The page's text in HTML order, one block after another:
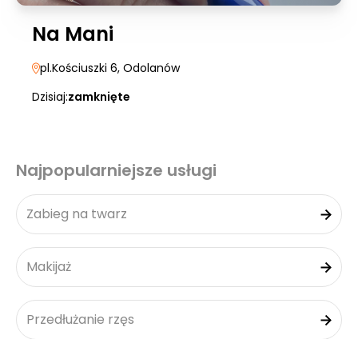
Na Mani
pl.Kościuszki 6, Odolanów
Dzisiaj:zamknięte
Najpopularniejsze usługi
Zabieg na twarz
Makijaż
Przedłużanie rzęs